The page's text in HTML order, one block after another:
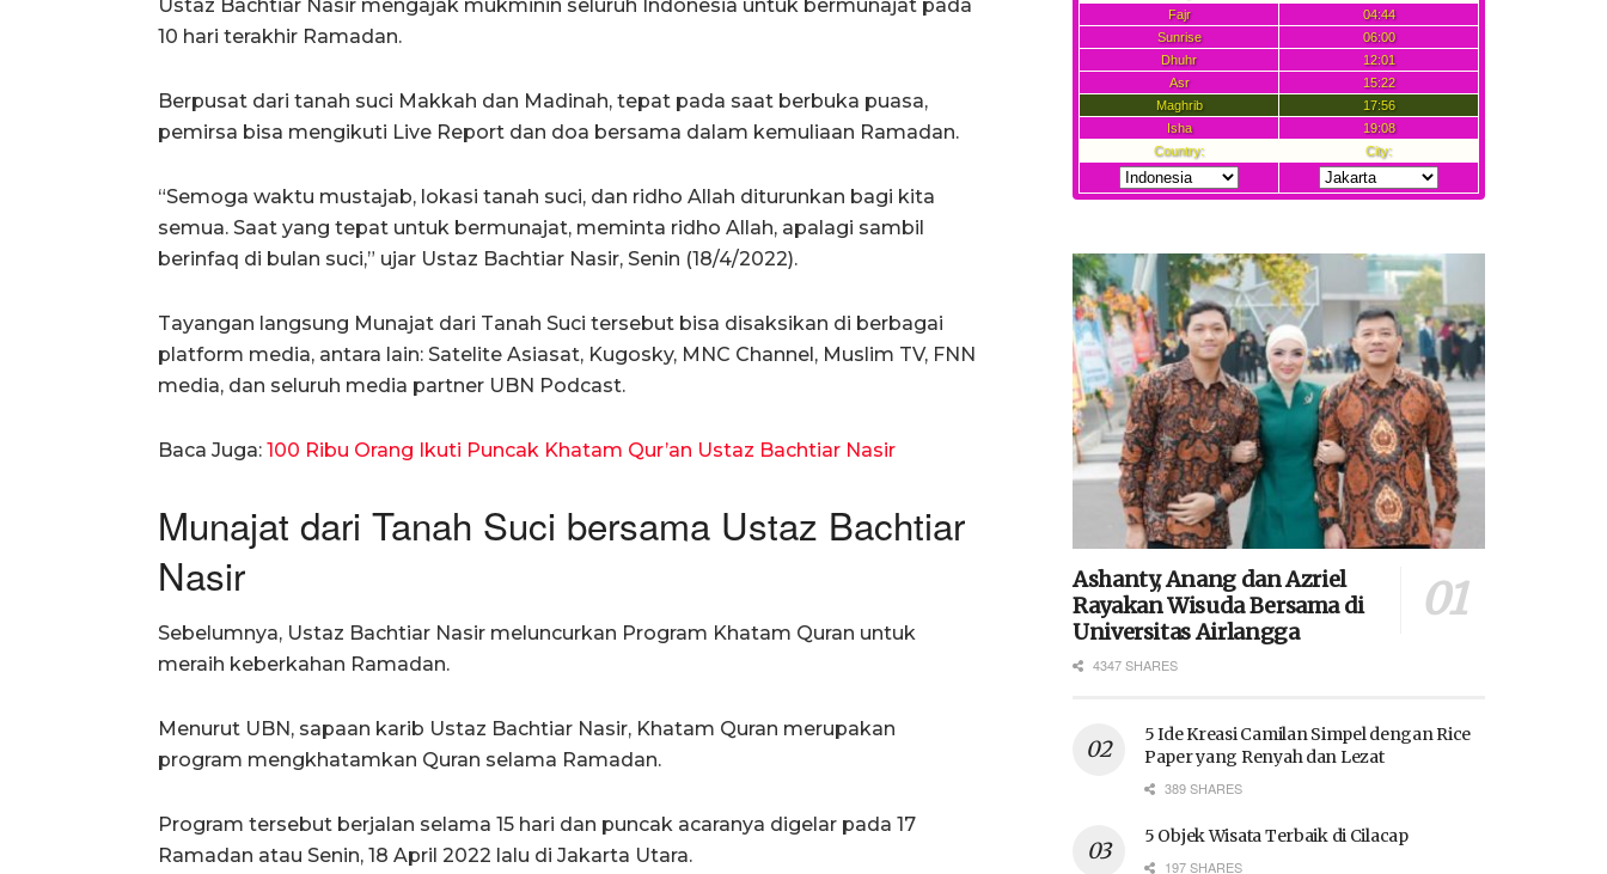
Ustaz Bachtiar Nasir mengajak mukminin seluruh Indonesia untuk bermunajat pada
10 hari terakhir Ramadan.
Berpusat dari tanah suci Makkah dan Madinah, tepat pada saat berbuka puasa,
pemirsa bisa mengikuti Live Report dan doa bersama dalam kemuliaan Ramadan.
“Semoga waktu mustajab, lokasi tanah suci, dan ridho Allah diturunkan bagi kita
semua. Saat yang tepat untuk bermunajat, meminta ridho Allah, apalagi sambil
berinfaq di bulan suci,” ujar Ustaz Bachtiar Nasir, Senin (18/4/2022).
Tayangan langsung Munajat dari Tanah Suci tersebut bisa disaksikan di berbagai
platform media, antara lain: Satelite Asiasat, Kugosky, MNC Channel, Muslim TV, FNN
media, dan seluruh media partner UBN Podcast.
Baca Juga: 100 Ribu Orang Ikuti Puncak Khatam Qur’an Ustaz Bachtiar Nasir
Munajat dari Tanah Suci bersama Ustaz Bachtiar
Nasir
Sebelumnya, Ustaz Bachtiar Nasir meluncurkan Program Khatam Quran untuk
meraih keberkahan Ramadan.
Menurut UBN, sapaan karib Ustaz Bachtiar Nasir, Khatam Quran merupakan
program mengkhatamkan Quran selama Ramadan.
Program tersebut berjalan selama 15 hari dan puncak acaranya digelar pada 17
Ramadan atau Senin, 18 April 2022 lalu di Jakarta Utara.
Ashanty, Anang dan Azriel
Rayakan Wisuda Bersama di
Universitas Airlangga
4347 SHARES
5 Ide Kreasi Camilan Simpel dengan Rice
Paper yang Renyah dan Lezat
389 SHARES
5 Objek Wisata Terbaik di Cilacap
197 SHARES